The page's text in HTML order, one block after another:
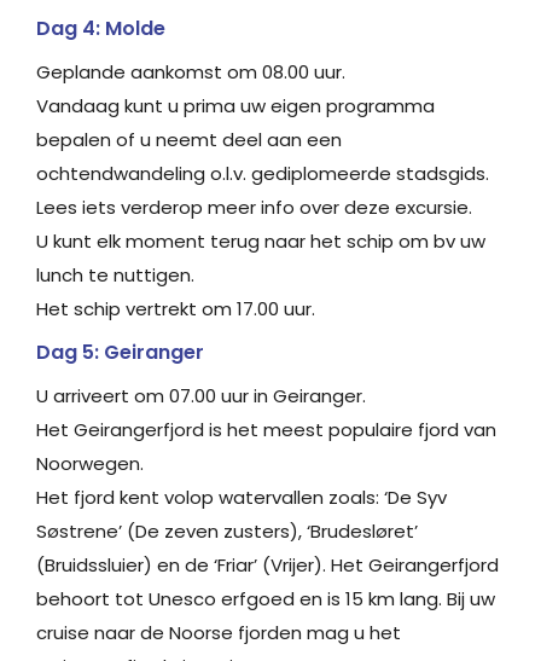
Dag 4: Molde
Geplande aankomst om 08.00 uur.
Vandaag kunt u prima uw eigen programma
bepalen of u neemt deel aan een
ochtendwandeling o.l.v. gediplomeerde stadsgids.
Lees iets verderop meer info over deze excursie.
U kunt elk moment terug naar het schip om bv uw
lunch te nuttigen.
Het schip vertrekt om 17.00 uur.
Dag 5: Geiranger
U arriveert om 07.00 uur in Geiranger.
Het Geirangerfjord is het meest populaire fjord van
Noorwegen.
Het fjord kent volop watervallen zoals: ‘De Syv
Søstrene’ (De zeven zusters), ‘Brudesløret’
(Bruidssluier) en de ‘Friar’ (Vrijer). Het Geirangerfjord
behoort tot Unesco erfgoed en is 15 km lang. Bij uw
cruise naar de Noorse fjorden mag u het